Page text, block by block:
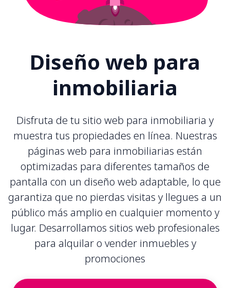
Diseño web para
inmobiliaria
Disfruta de tu sitio web para inmobiliaria y
muestra tus propiedades en línea. Nuestras
páginas web para inmobiliarias están
optimizadas para diferentes tamaños de
pantalla con un diseño web adaptable, lo que
garantiza que no pierdas visitas y llegues a un
público más amplio en cualquier momento y
lugar. Desarrollamos sitios web profesionales
para alquilar o vender inmuebles y
promociones